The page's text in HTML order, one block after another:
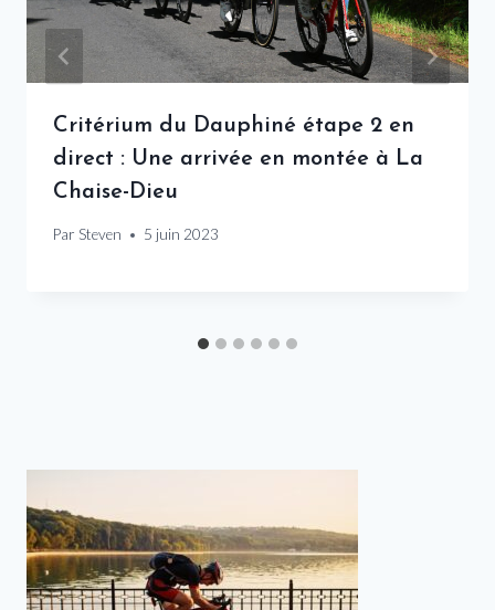
Critérium du Dauphiné étape 2 en
direct : Une arrivée en montée à La
Chaise-Dieu
Par Steven 5 juin 2023